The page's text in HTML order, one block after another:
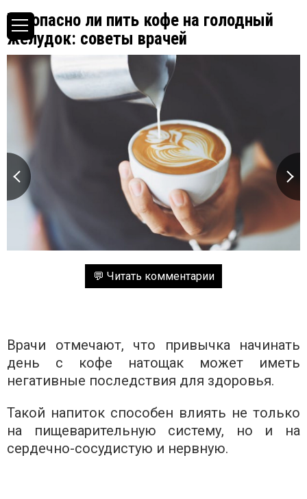
Безопасно ли пить кофе на голодный
желудок: советы врачей
💬 Читать комментарии
Врачи отмечают, что привычка начинать
день с кофе натощак может иметь
негативные последствия для здоровья.
Такой напиток способен влиять не только
на пищеварительную систему, но и на
сердечно-сосудистую и нервную.